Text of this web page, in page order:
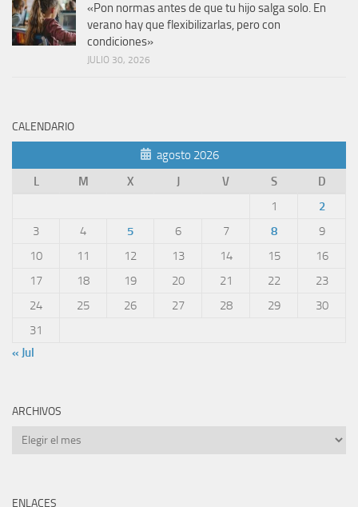
«Pon normas antes de que tu hijo salga solo. En
verano hay que flexibilizarlas, pero con
condiciones»
JULIO 30, 2026
CALENDARIO
agosto 2026
L
M X J V S
D
1
2
3
4 5 6 7 8
9
10
11 12 13 14 15
16
17
18 19 20 21 22
23
24
25 26 27 28 29
30
31
« Jul
ARCHIVOS
Archivos
ENLACES